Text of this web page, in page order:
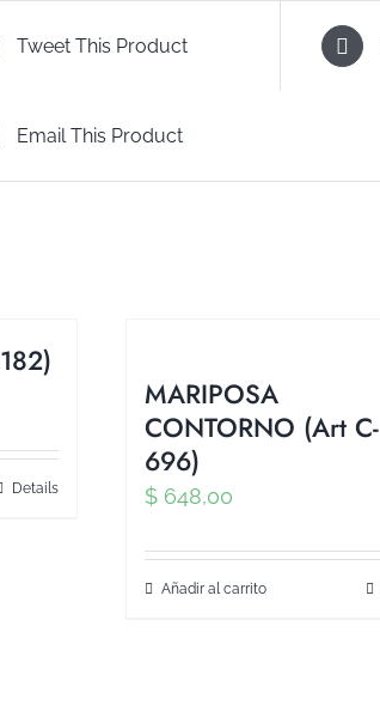
Tweet This Product
Email This Product
Details
MARIPOSA
CONTORNO (Art C-
696)
$ 648,00
Añadir al carrito